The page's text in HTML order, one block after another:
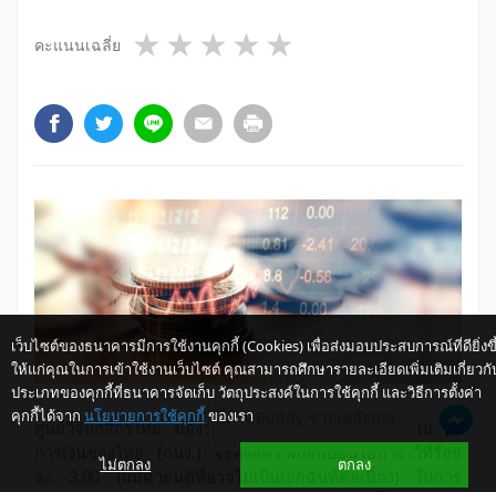
คะแนนเฉลี่ย 4 stars
3 stars
2 stars
1 star
ศูนย์วิจัยกสิกรไทย มองว่า มีโอกาสที่คณะกรรมการนโยบาย
การเงินของไทย (กนง.) จะคงอัตราดอกเบี้ยนโยบายไว้ที่ร้อย
ละ 3.00 (แม้ด้วยมติที่อาจไม่เป็นเอกฉันท์ต่อเนื่อง) ในการ
เว็บไซต์ของธนาคารมีการใช้งานคุกกี้ (Cookies) เพื่อส่งมอบประสบการณ์ที่ดียิ่ง
ให้แก่คุณในการเข้าใช้งานเว็บไซต์ คุณสามารถศึกษารายละเอียดเพิ่มเติมเกี่ยวกั
ประเภทของคุกกี้ที่ธนาคารจัดเก็บ วัตถุประสงค์ในการใช้คุกกี้ และวิธีการตั้งค่า
คุกกี้ได้จาก นโยบายการใช้คุกกี้ ของเรา
ไม่ตกลง ตกลง
ให้ K-Buddy ช่วยเหลือคุณ